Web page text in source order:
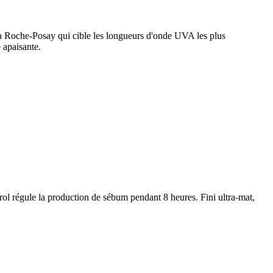
Posay qui cible les longueurs d'onde UVA les plus
régule la production de sébum pendant 8 heures. Fini ultra-mat,